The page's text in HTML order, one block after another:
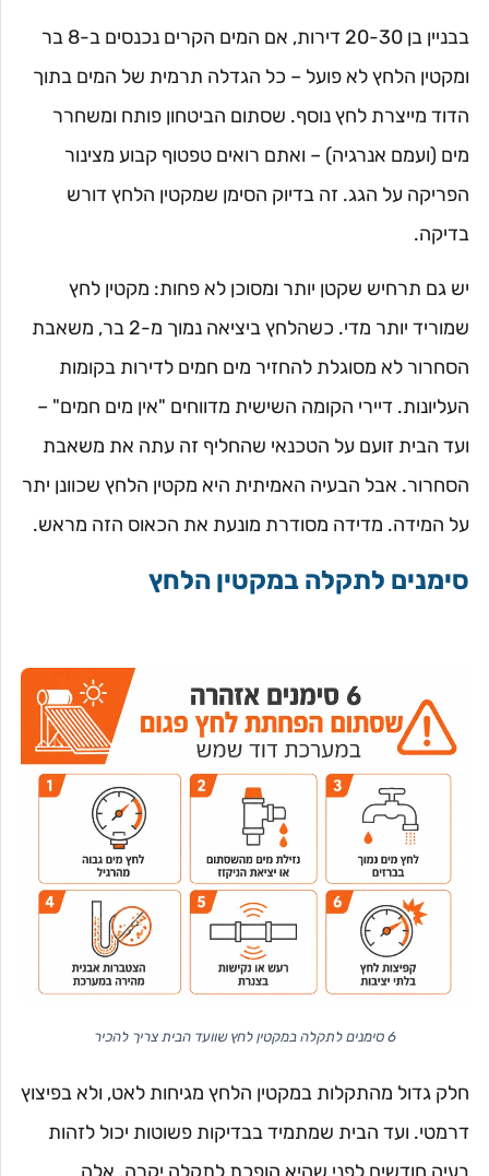
בבניין בן 20-30 דירות, אם המים הקרים נכנסים ב-8 בר
ומקטין הלחץ לא פועל – כל הגדלה תרמית של המים בתוך
הדוד מייצרת לחץ נוסף. שסתום הביטחון פותח ומשחרר
מים (ועמם אנרגיה) – ואתם רואים טפטוף קבוע מצינור
הפריקה על הגג. זה בדיוק הסימן שמקטין הלחץ דורש
בדיקה.
יש גם תרחיש שקטן יותר ומסוכן לא פחות: מקטין לחץ
שמוריד יותר מדי. כשהלחץ ביציאה נמוך מ-2 בר, משאבת
הסחרור לא מסוגלת להחזיר מים חמים לדירות בקומות
העליונות. דיירי הקומה השישית מדווחים "אין מים חמים" –
ועד הבית זועם על הטכנאי שהחליף זה עתה את משאבת
הסחרור. אבל הבעיה האמיתית היא מקטין הלחץ שכוונן יתר
על המידה. מדידה מסודרת מונעת את הכאוס הזה מראש.
סימנים לתקלה במקטין הלחץ
6 סימנים לתקלה במקטין לחץ שוועד הבית צריך להכיר
חלק גדול מהתקלות במקטין הלחץ מגיחות לאט, ולא בפיצוץ
דרמטי. ועד הבית שמתמיד בבדיקות פשוטות יכול לזהות